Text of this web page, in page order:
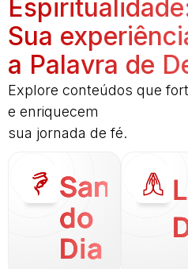
Sua
a Palavra de
Explore conteúdos que
e enriquecem
sua jornada de fé.
Santo
do
Dia